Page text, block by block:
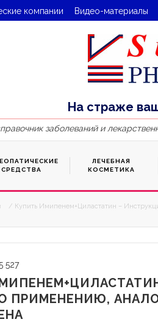
компании Видео-материалы
На страже
заболеваний и
СРЕДСТВА
ЛЕЧЕБНАЯ
КОСМЕТИКА
/ Купить Имипенем+Циластатин –
527
ПРИМЕНЕНИЮ,